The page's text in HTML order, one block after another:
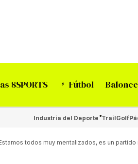
8SPORTS Fútbol
Industria del Deporte TrailGolf
todos muy mentalizados, es un partido